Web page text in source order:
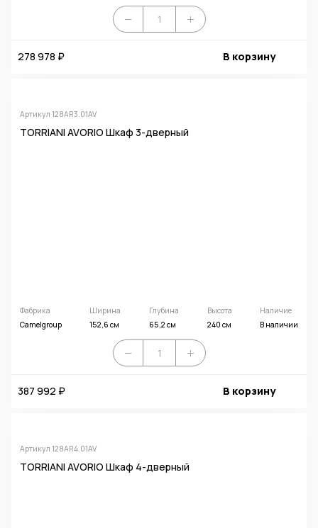
278 978 ₽ В корзину
Артикул 128AR3.01AV
TORRIANI AVORIO Шкаф 3-дверный
Фабрика
Camelgroup
Ширина
152,6 см
Глубина
65,2 см
Высота
240 см
Наличие
В наличии
387 992 ₽ В корзину
Артикул 128AR4.01AV
TORRIANI AVORIO Шкаф 4-дверный